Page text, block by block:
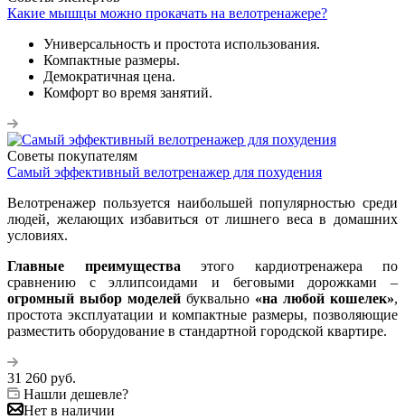
Какие мышцы можно прокачать на велотренажере?
Универсальность и простота использования.
Компактные размеры.
Демократичная цена.
Комфорт во время занятий.
Советы покупателям
Самый эффективный велотренажер для похудения
Велотренажер пользуется наибольшей популярностью среди
людей, желающих избавиться от лишнего веса в домашних
условиях.
Главные преимущества этого кардиотренажера по
сравнению с эллипсоидами и беговыми дорожками –
огромный выбор моделей буквально «на любой кошелек»,
простота эксплуатации и компактные размеры, позволяющие
разместить оборудование в стандартной городской квартире.
31 260 руб.
Нашли дешевле?
Нет в наличии